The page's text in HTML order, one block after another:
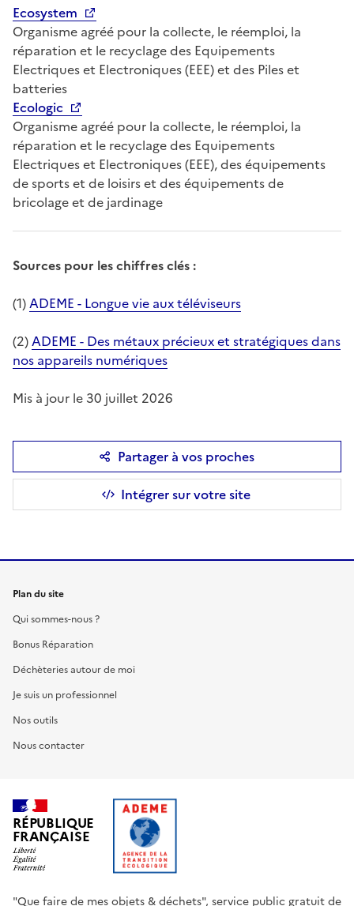
Ecosystem
Organisme agréé pour la collecte, le réemploi, la
réparation et le recyclage des Equipements
Electriques et Electroniques (EEE) et des Piles et
batteries
Ecologic
Organisme agréé pour la collecte, le réemploi, la
réparation et le recyclage des Equipements
Electriques et Electroniques (EEE), des équipements
de sports et de loisirs et des équipements de
bricolage et de jardinage
Sources pour les chiffres clés :
(1)ADEME - Longue vie aux téléviseurs
(2)ADEME - Des métaux précieux et stratégiques dans
nos appareils numériques
Mis à jour le 30 juillet 2026
Partager à vos proches
Intégrer sur votre site
Plan du site
Qui sommes-nous ?
Bonus Réparation
Déchèteries autour de moi
Je suis un professionnel
Nos outils
Nous contacter
RÉPUBLIQUE
FRANÇAISE
"Que faire de mes objets & déchets", service public gratuit de